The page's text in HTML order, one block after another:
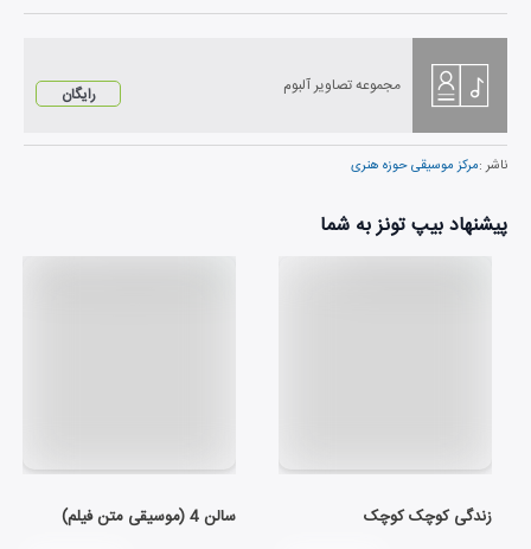
مجموعه تصاویر آلبوم رایگان
ناشر :مرکز موسیقی حوزه هنری
پیشنهاد بیپ تونز به شما
زندگی کوچک کوچک سالن 4 (موسیقی متن فیلم)